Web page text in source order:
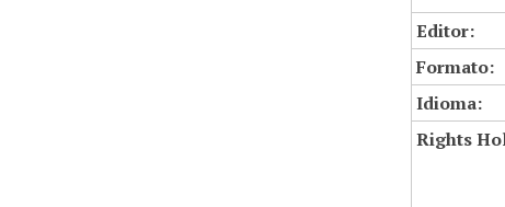
Editor:
Formato:
Idioma:
Rights